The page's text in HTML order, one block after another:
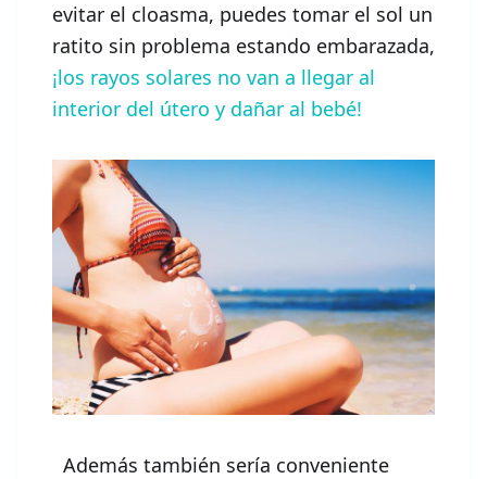
evitar el cloasma, puedes tomar el sol un
ratito sin problema estando embarazada,
¡los rayos solares no van a llegar al
interior del útero y dañar al bebé!
Además también sería conveniente